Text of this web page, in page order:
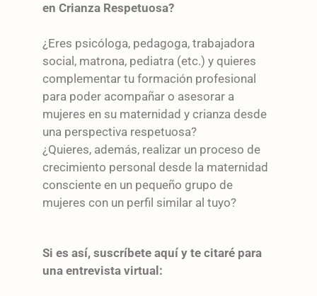
en Crianza Respetuosa?
¿Eres psicóloga, pedagoga, trabajadora
social, matrona, pediatra (etc.) y quieres
complementar tu formación profesional
para poder acompañar o asesorar a
mujeres en su maternidad y crianza desde
una perspectiva respetuosa?
¿Quieres, además, realizar un proceso de
crecimiento personal desde la maternidad
consciente en un pequeño grupo de
mujeres con un perfil similar al tuyo?
Si es así, suscríbete aquí y te citaré para
una entrevista virtual: